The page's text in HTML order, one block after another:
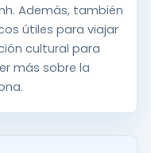
Además, también
útiles para viajar
cultural para
más sobre la